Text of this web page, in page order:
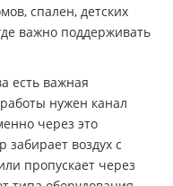
спален, детских
важно поддерживать
есть важная
нужен канал
через это
забирает воздух с
пропускает через